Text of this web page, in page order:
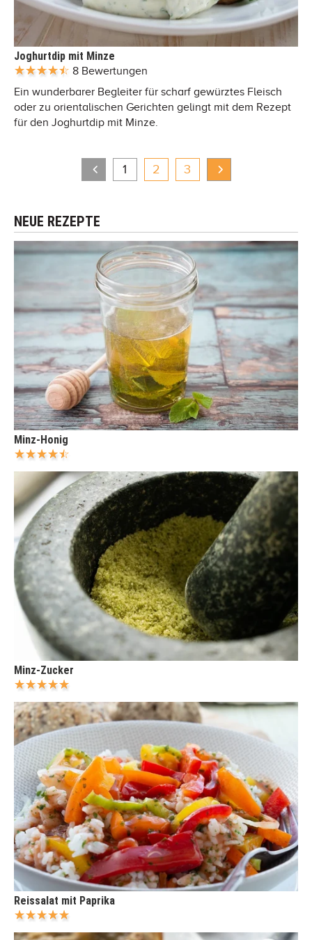
Joghurtdip mit Minze
8 Bewertungen
Ein wunderbarer Begleiter für scharf gewürztes Fleisch
oder zu orientalischen Gerichten gelingt mit dem Rezept
für den Joghurtdip mit Minze.
1 2 3
NEUE REZEPTE
Minz-Honig
Minz-Zucker
Reissalat mit Paprika